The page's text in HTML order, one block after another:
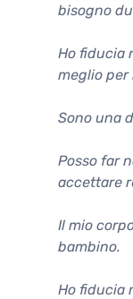
bisogno
Ho fiducia
meglio per
Sono una
Posso far
accettare
Il mio
bambino.
Ho fiducia